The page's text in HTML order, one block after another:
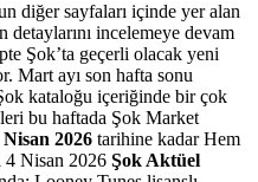
diğer sayfaları içinde yer alan
incelemeye devam
Şok’ta geçerli olacak yeni
Mart ayı son hafta sonu
kataloğu içeriğinde bir çok
bu haftada Şok Market
Nisan 2026 tarihine kadar Hem
4 Nisan 2026 ŞokAktüel